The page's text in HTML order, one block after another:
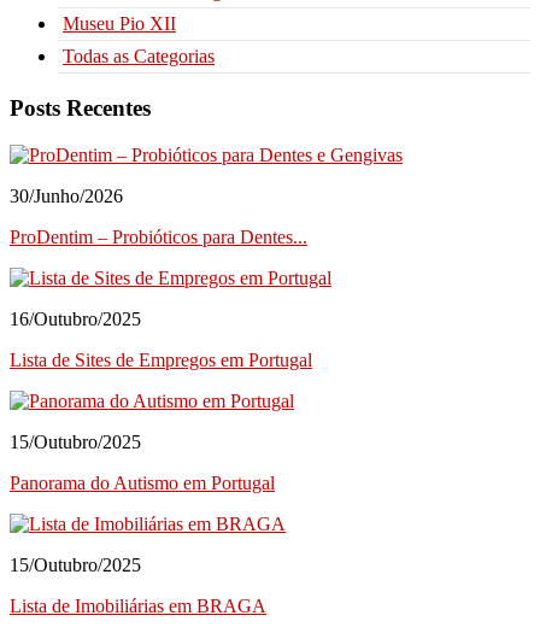
Museu Pio XII
Todas as Categorias
Posts Recentes
30/Junho/2026
ProDentim – Probióticos para Dentes...
16/Outubro/2025
Lista de Sites de Empregos em Portugal
15/Outubro/2025
Panorama do Autismo em Portugal
15/Outubro/2025
Lista de Imobiliárias em BRAGA